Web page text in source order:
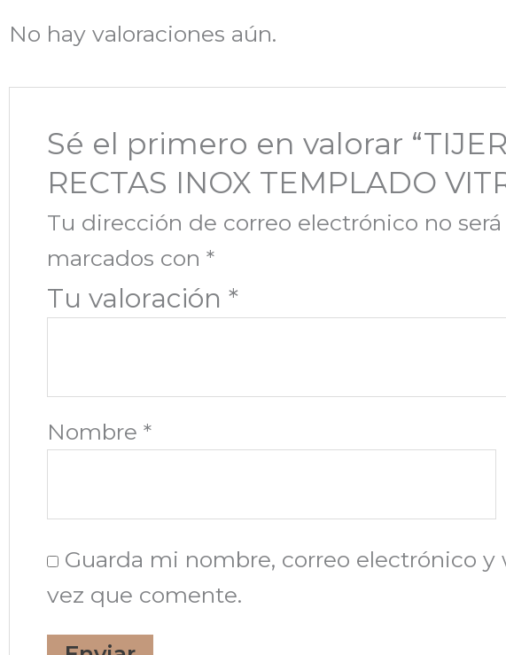
No hay valoraciones aún.
Sé el primero en valorar
RECTAS INOX TEMPLADO
Tu dirección de correo electrónico no
marcados con *
Tu valoración *
Nombre *
Guarda mi nombre, correo electrónico
vez que comente.